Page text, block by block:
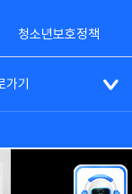
청소년보호정책
기